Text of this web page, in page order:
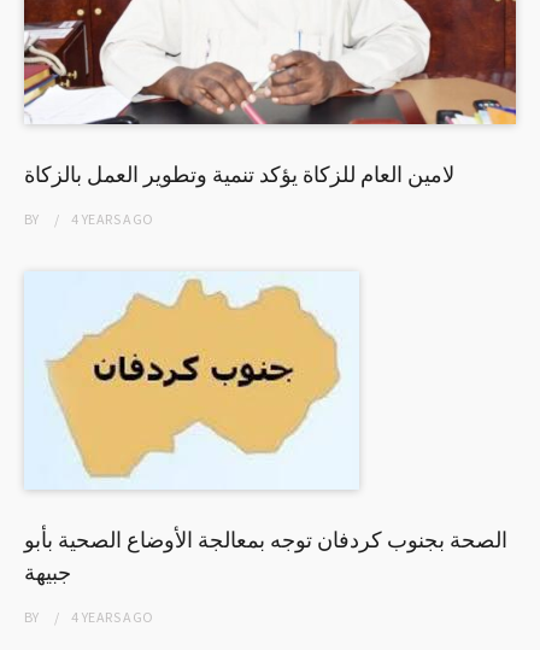
لامين العام للزكاة يؤكد تنمية وتطوير العمل بالزكاة
BY 4 YEARSAGO
الصحة بجنوب كردفان توجه بمعالجة الأوضاع الصحية بأبو
جبيهة
BY 4 YEARSAGO